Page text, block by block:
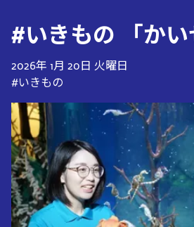
#いきもの 「かい
2026年 1月 20日 火曜日
#いきもの